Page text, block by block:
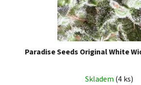
Paradise Seeds Original White
Skladem (4 ks)